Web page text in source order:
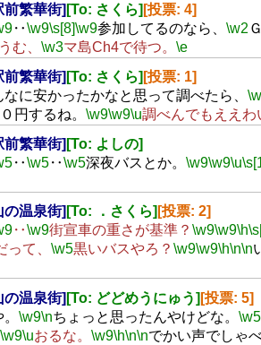
繁華街] [To: さくら] [投票: 4]
‥\w9\s[8]\w9参加してるのなら、 \w2
む、 \w3マ島Ch4で待つ。 \e
繁華街] [To: さくら] [投票: 1]
なに安かったかなと思って調べたら、
円するね。 \w9\w9\u調べんでもええわ
繁華街] [To: よしの]
‥\w5‥\w5深夜バスとか。 \w9\w9\u
温泉街] [To: ．さくら] [投票: 2]
‥\w9街宣車の重さが基準？ \w9\w9\h
って、 \w5黒いバスやろ？ \w9\w9\h\n\n
温泉街] [To: どどめうにゅう] [投票: 5]
\w9\nちょっと思ったんやけどな。 \w5
\w9\uおるな。 \w9\h\n\nでかい声でしゃ